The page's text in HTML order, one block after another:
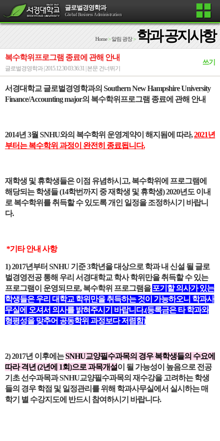
글로벌경영학과
Global Business Administration
Home> 알림 광장> 학과 공지사항
복수학위프로그램 종료에 관해 안내
쓰기
글로벌경영학과 | 2015.12.30 03:36:31 | 본문 건너뛰기
서경대학교 글로벌경영학과의 Southern New Hampshire University
Finance/Accounting major의 복수학위프로그램 종료에 관해 안내
2014년 3월 SNHU와의 복수학위 운영계약이 해지됨에 따라,2021년
부터는 복수학위 과정이 완전히 종료됩니다.
재학생 및 휴학생들은 이점 유념하시고,복수학위에 프로그램에
해당되는 학생들(14학번까지 중 재학생 및 휴학생) 2020년도 이내
로 복수학위를 취득할 수 있도록 개인 일정을 조정하시기 바랍니
다.
*기타 안내 사항
1) 2017년부터 SNHU 기준3학년을 대상으로 학과 내 신설 될 글로
벌경영전공 통해 우리 서경대학교 학사 학위만을 취득할 수 있는
프로그램이 운영되므로,복수학위 프로그램을포기할 의사가 있는
학생들은 우리 대학교 학위만을 취득하는 것이 가능하오니 학과사
무실에 오셔서 의사를 밝혀주시기 바랍니다.(등록금은 타 학과와
형평성을 맞추어 공동학위 과정보다 저렴함)
2) 2017년 이후에는SNHU교양필수과목의 경우 복학생들의 수요에
따라 격년 (2년에 1회)으로 과목개설이 될 가능성이 높음으로 전공
기초 선수과목과SNHU교양필수과목의 재수강을 고려하는 학생
들의 경우 학점 및 일정관리를 위해 학과사무실에서 실시하는 매
학기 별 수강지도에 반드시 참여하시기 바랍니다.